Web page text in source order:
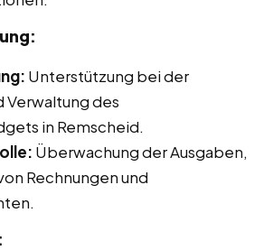
Unterstützung bei der
Verwaltung des
in Remscheid.
Überwachung der Ausgaben,
Rechnungen und